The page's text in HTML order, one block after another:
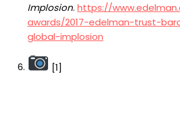
Implosion. https://
awards/2017-edelman-trust-
global-implosion
[1]